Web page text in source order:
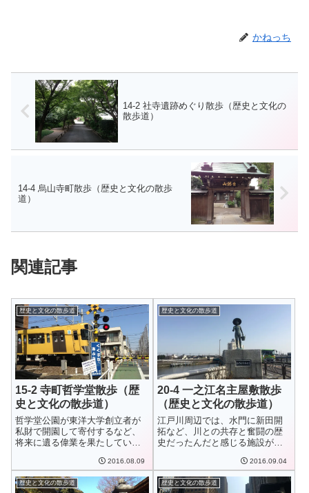
かねっち
14-2 社寺遺跡めぐり散歩（歴史と文化の
散歩道）
14-4 烏山寺町散歩（歴史と文化の散歩
道）
関連記事
歴史と文化の散歩道
15-2 寺町哲学堂散歩（歴
史と文化の散歩道）
哲学堂公園が東洋大学創立者が
私財で開園して寄付するなど、
将来に遺る偉業を果たしている
2016.08.09
歴史と文化の散歩道
20-4 一之江名主屋敷散歩
（歴史と文化の散歩道）
江戸川周辺では、水門に新田開
拓など、川との共存と奮闘の歴
史だったんだと感じる施設が多
2016.09.04
歴史と文化の散歩道 歴史と文化の散歩道